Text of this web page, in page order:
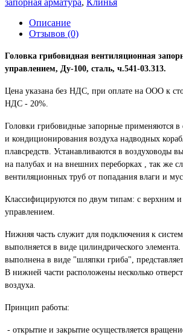
Описание
Отзывов (0)
Головка грибовидная вентиляционная
управлением, Ду-100, сталь, ч.541-03.313.
Цена указана без НДС, при оплате на ООО к
НДС - 20%.
Головки грибовидные запорные применяются в
и кондиционирования воздуха надводных
плавсредств. Устанавливаются в воздуховоды
на палубах и на внешних переборках , так же
вентиляционных труб от попадания влаги и
Классифицируются по двум типам: с верхним
управлением.
Нижняя часть служит для подключения к
выполняется в виде цилиндрического элемента.
выполнена в виде "шляпки гриба",
В нижней части расположены несколько
воздуха.
Принцип работы:
- открытие и закрытие осуществляется